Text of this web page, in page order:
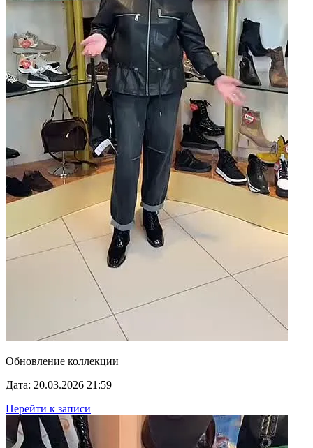
Обновление коллекции
Дата: 20.03.2026 21:59
Перейти к записи